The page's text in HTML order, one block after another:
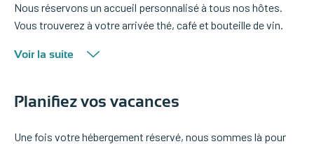
Nous réservons un accueil personnalisé à tous nos hôtes.
Vous trouverez à votre arrivée thé, café et bouteille de vin.
Voir la suite
Planifiez vos vacances
Une fois votre hébergement réservé, nous sommes là pour